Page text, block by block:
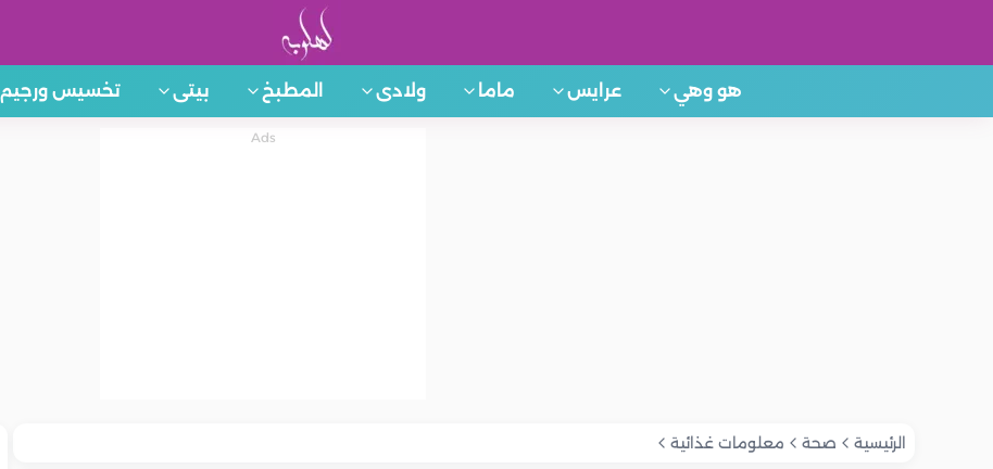
هو وهي عرايس ماما ولادى المطبخ بيتى تخسيس ورجيم
الرئيسية صحة معلومات غذائية